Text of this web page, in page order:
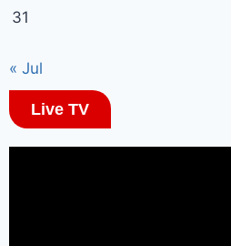
31
« Jul
Live TV